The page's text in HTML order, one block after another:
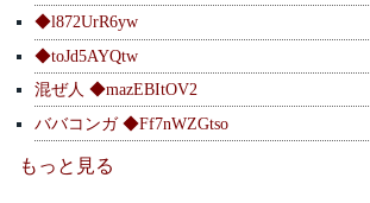
◆l872UrR6yw
◆toJd5AYQtw
混ぜ人 ◆mazEBItOV2
ババコンガ ◆Ff7nWZGtso
もっと見る